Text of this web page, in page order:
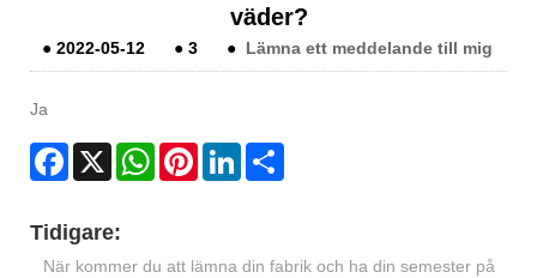
väder?
●2022-05-12 ●3 ● Lämna ett meddelande till mig
Ja
Facebook
X WhatsAppPinterestLinkedIn
Tidigare:
När kommer du att lämna din fabrik och ha din semester på